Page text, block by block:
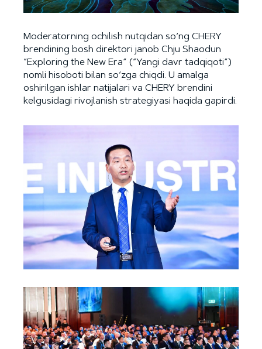
Moderatorning ochilish nutqidan so‘ng CHERY
brendining bosh direktori janob Chju Shaodun
“Exploring the New Era” (“Yangi davr tadqiqoti”)
nomli hisoboti bilan so‘zga chiqdi. U amalga
oshirilgan ishlar natijalari va CHERY brendini
kelgusidagi rivojlanish strategiyasi haqida gapirdi.